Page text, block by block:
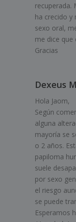
recuperada.
ha crecido y
sexo oral,
me dice
Gracias
Dexeus
Hola Jaom,
Según
alguna
mayoría se
o 2 años.
papiloma
suele
por sexo
el riesgo
se puede
Esperamos